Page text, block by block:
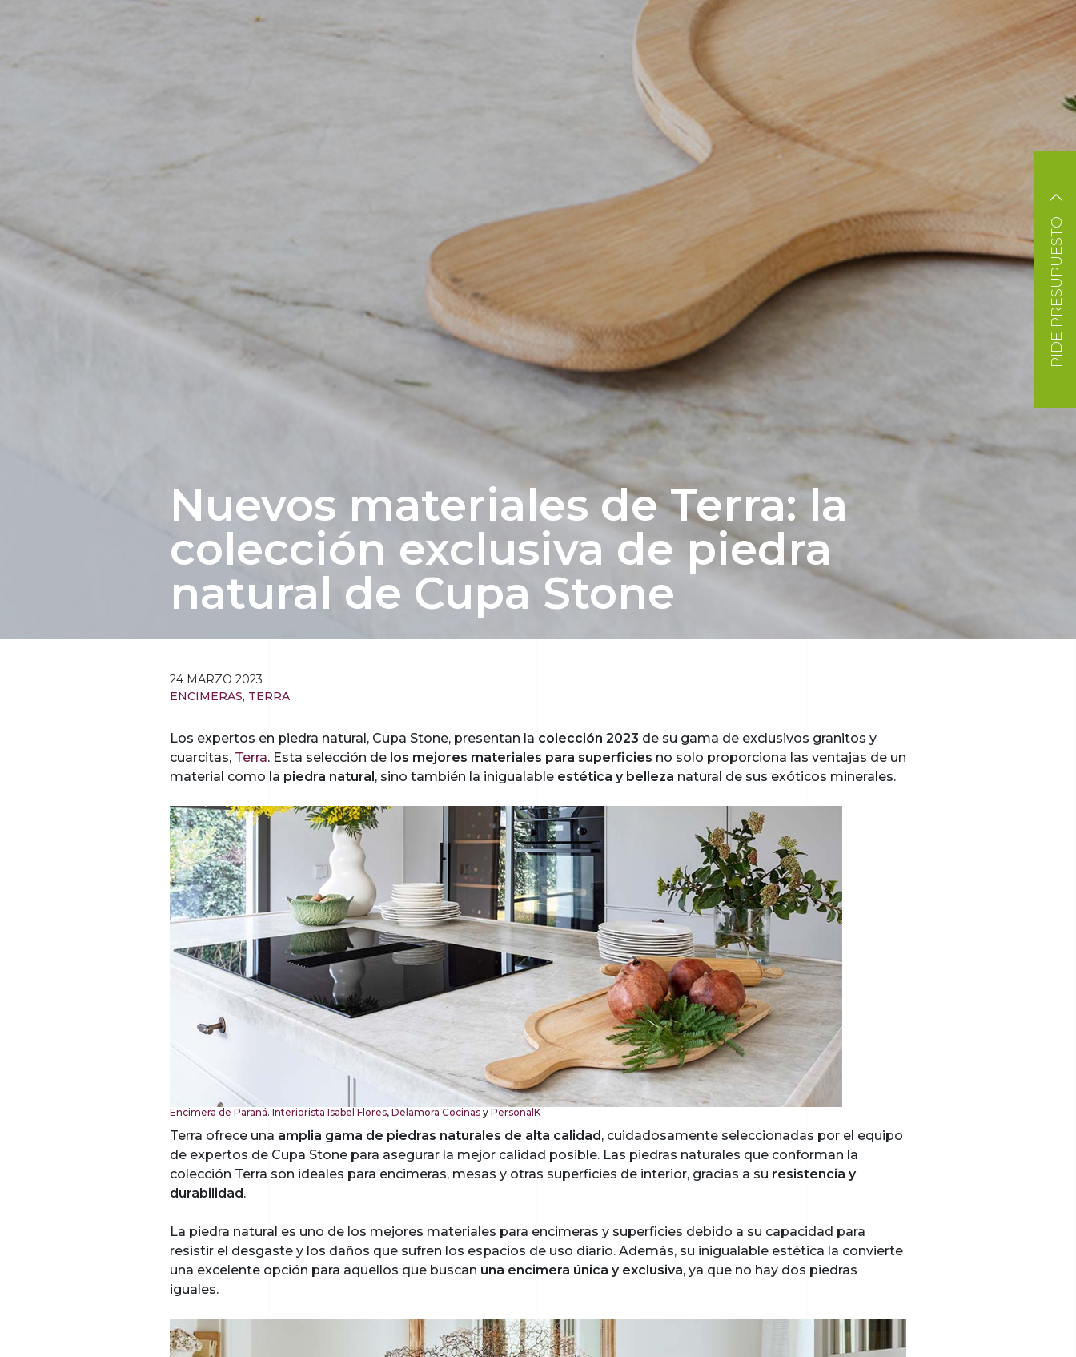
Nuevos materiales de Terra: la
colección exclusiva de piedra
natural de Cupa Stone
24 MARZO 2023
ENCIMERAS, TERRA
Los expertos en piedra natural, Cupa Stone, presentan la colección 2023 de su gama de exclusivos granitos y
cuarcitas, Terra. Esta selección de los mejores materiales para superficies no solo proporciona las ventajas de un
material como la piedra natural, sino también la inigualable estética y belleza natural de sus exóticos minerales.
Encimera de Paraná. Interiorista Isabel Flores, Delamora Cocinas y PersonalK
Terra ofrece una amplia gama de piedras naturales de alta calidad, cuidadosamente seleccionadas por el equipo
de expertos de Cupa Stone para asegurar la mejor calidad posible. Las piedras naturales que conforman la
colección Terra son ideales para encimeras, mesas y otras superficies de interior, gracias a su resistencia y
durabilidad.
La piedra natural es uno de los mejores materiales para encimeras y superficies debido a su capacidad para
resistir el desgaste y los daños que sufren los espacios de uso diario. Además, su inigualable estética la convierte
una excelente opción para aquellos que buscan una encimera única y exclusiva, ya que no hay dos piedras
iguales.
PIDE PRESUPUESTO